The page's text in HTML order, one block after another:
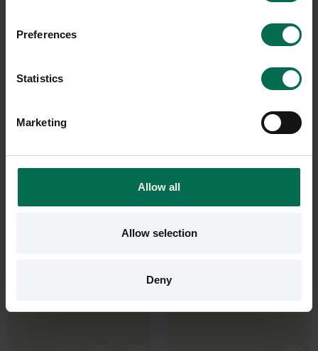
Preferences
Statistics
Marketing
Allow all
Allow selection
Deny
Begagnad
Barbord Ø900mm
Hyr från77kr